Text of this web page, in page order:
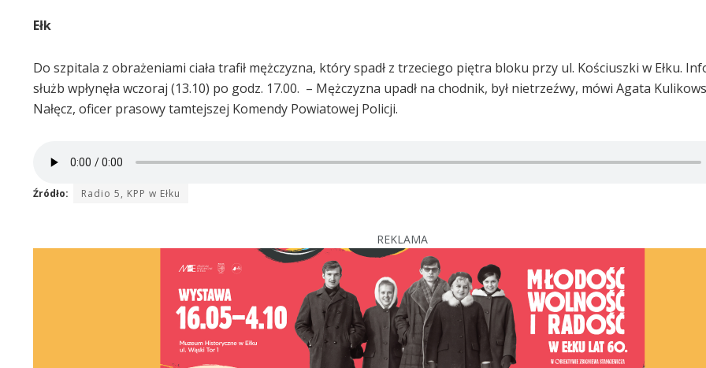
Ełk
Do szpitala z obrażeniami ciała trafił mężczyzna, który spadł z trzeciego piętra bloku przy ul. Kościuszki w Ełku.
służb wpłynęła wczoraj (13.10) po godz. 17.00. – Mężczyzna upadł na chodnik, był nietrzeźwy, mówi Agata
Nałęcz, oficer prasowy tamtejszej Komendy Powiatowej Policji.
Źródło: Radio 5, KPP w Ełku
REKLAMA